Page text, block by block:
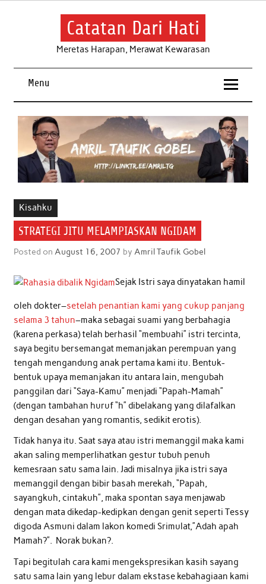
Skip
Catatan Dari Hati
Meretas Harapan, Merawat Kewarasan
Menu
Kisahku
STRATEGI JITU MELAMPIASKAN NGIDAM
Posted on August 16, 2007 by Amril Taufik Gobel
Sejak Istri saya dinyatakan hamil
oleh dokter–setelah penantian kami yang cukup panjang
selama 3 tahun–maka sebagai suami yang berbahagia
(karena perkasa) telah berhasil “membuahi” istri tercinta,
saya begitu bersemangat memanjakan perempuan yang
tengah mengandung anak pertama kami itu. Bentuk-
bentuk upaya memanjakan itu antara lain, mengubah
panggilan dari “Saya-Kamu” menjadi “Papah-Mamah”
(dengan tambahan huruf “h” dibelakang yang dilafalkan
dengan desahan yang romantis, sedikit erotis).
Tidak hanya itu. Saat saya atau istri memanggil maka kami
akan saling memperlihatkan gestur tubuh penuh
kemesraan satu sama lain. Jadi misalnya jika istri saya
memanggil dengan bibir basah merekah, “Papah,
sayangkuh, cintakuh”, maka spontan saya menjawab
dengan mata dikedap-kedipkan dengan genit seperti Tessy
digoda Asmuni dalam lakon komedi Srimulat,”Adah apah
Mamah?”. Norak bukan?.
Tapi begitulah cara kami mengekspresikan kasih sayang
satu sama lain yang lebur dalam ekstase kebahagiaan kami